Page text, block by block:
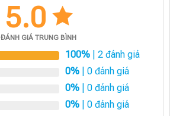
5.0
ĐÁNH GIÁ TRUNG BÌNH
100% | 2 đánh giá
0% | 0 đánh giá
0% | 0 đánh giá
0% | 0 đánh giá